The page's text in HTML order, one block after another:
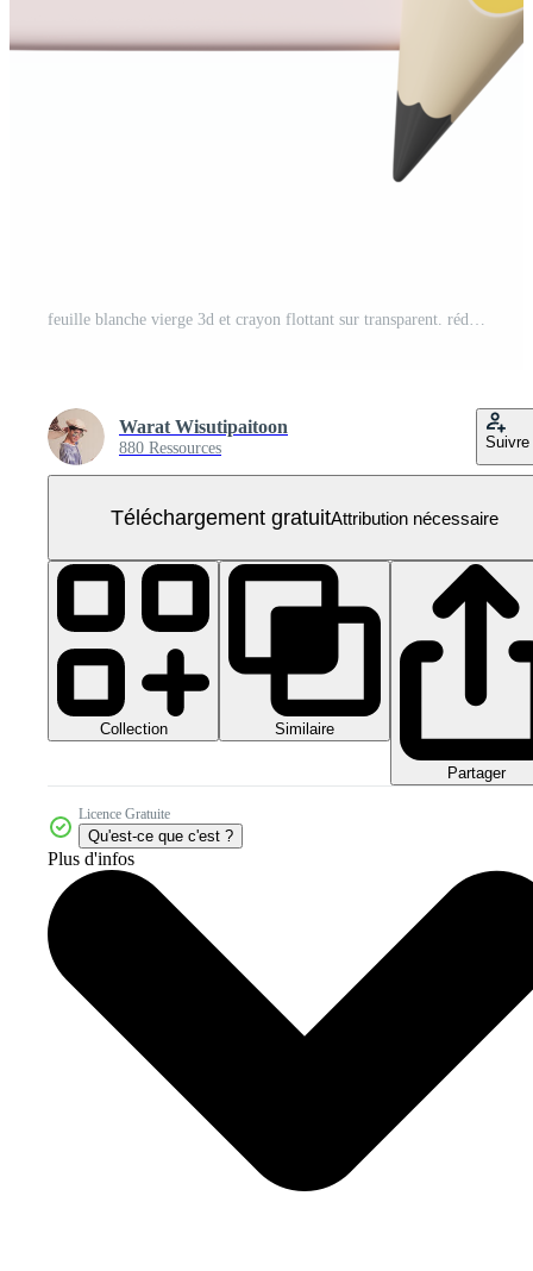
feuille blanche vierge 3d et crayon flottant sur transparent. rédaction, bloc-notes, presse-papiers, écriture sur document, prise de notes, concept de plan de projet. style minimal d'icône de dessin animé. illustration de rendu 3d PNG Gratuit
Warat Wisutipaitoon
880 Ressources Suivre
Téléchargement gratuitAttribution nécessaire
Collection Similaire
Partager
Licence Gratuite
Qu'est-ce que c'est ?
Plus d'infos